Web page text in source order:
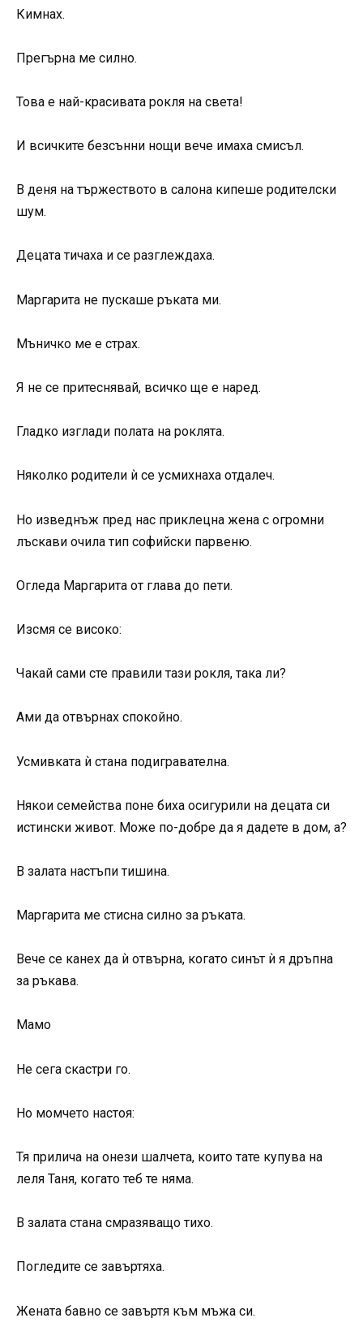
Кимнах.
Прегърна ме силно.
Това е най-красивата рокля на света!
И всичките безсънни нощи вече имаха смисъл.
В деня на тържеството в салона кипеше родителски
шум.
Децата тичаха и се разглеждаха.
Маргарита не пускаше ръката ми.
Мъничко ме е страх.
Я не се притеснявай, всичко ще е наред.
Гладко изглади полата на роклята.
Няколко родители ѝ се усмихнаха отдалеч.
Но изведнъж пред нас приклецна жена с огромни
лъскави очила тип софийски парвеню.
Огледа Маргарита от глава до пети.
Изсмя се високо:
Чакай сами сте правили тази рокля, така ли?
Ами да отвърнах спокойно.
Усмивката ѝ стана подигравателна.
Някои семейства поне биха осигурили на децата си
истински живот. Може по-добре да я дадете в дом, а?
В залата настъпи тишина.
Маргарита ме стисна силно за ръката.
Вече се канех да ѝ отвърна, когато синът ѝ я дръпна
за ръкава.
Мамо
Не сега скастри го.
Но момчето настоя:
Тя прилича на онези шалчета, които тате купува на
леля Таня, когато теб те няма.
В залата стана смразяващо тихо.
Погледите се завъртяха.
Жената бавно се завъртя към мъжа си.